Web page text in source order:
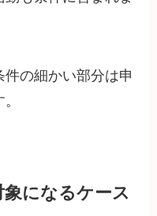
の細かい部分は申
になるケース